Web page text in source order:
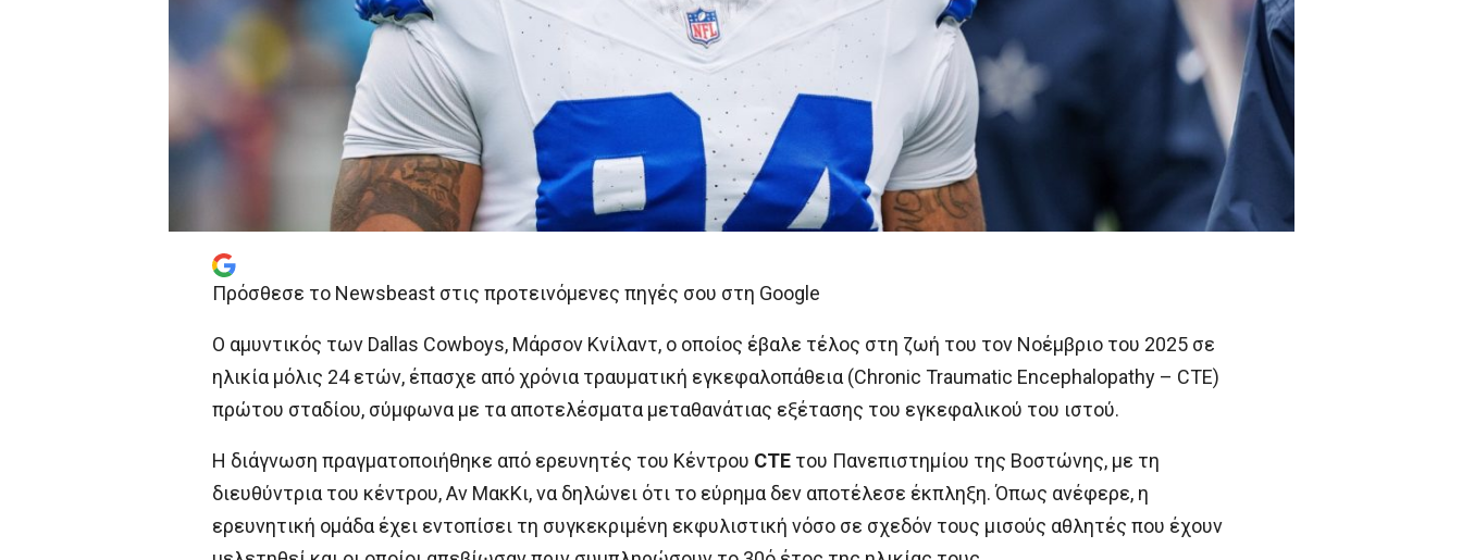
Πρόσθεσε το Newsbeast στις προτεινόμενες πηγές σου στη Google
Ο αμυντικός των Dallas Cowboys, Μάρσον Κνίλαντ, ο οποίος έβαλε τέλος στη ζωή του τον Νοέμβριο του 2025 σε
ηλικία μόλις 24 ετών, έπασχε από χρόνια τραυματική εγκεφαλοπάθεια (Chronic Traumatic Encephalopathy – CTE)
πρώτου σταδίου, σύμφωνα με τα αποτελέσματα μεταθανάτιας εξέτασης του εγκεφαλικού του ιστού.
Η διάγνωση πραγματοποιήθηκε από ερευνητές του Κέντρου CTE του Πανεπιστημίου της Βοστώνης, με τη
διευθύντρια του κέντρου, Αν ΜακΚι, να δηλώνει ότι το εύρημα δεν αποτέλεσε έκπληξη. Όπως ανέφερε, η
ερευνητική ομάδα έχει εντοπίσει τη συγκεκριμένη εκφυλιστική νόσο σε σχεδόν τους μισούς αθλητές που έχουν